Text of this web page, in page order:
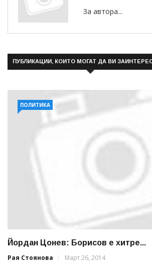
За автора...
ПУБЛИКАЦИИ, КОИТО МОГАТ ДА ВИ
ПОЛИТИКА
Йордан Цонев: Борисов е хитре...
Рая Стоянова
Март 26, 2014